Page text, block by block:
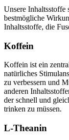
Unsere Inhaltsstoffe
bestmögliche
Inhaltsstoffe, die
Koffein
Koffein ist ein
natürliches
zu verbessern und
anderen
der schnell und
trinken zu müssen.
L-Theanin